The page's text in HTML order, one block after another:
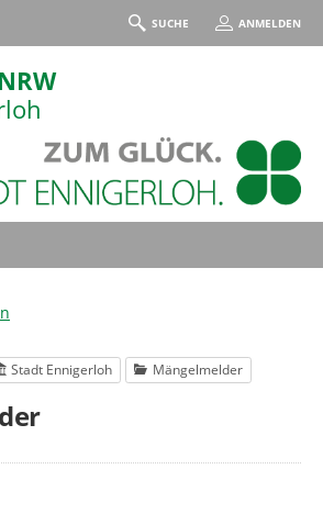
SUCHE ANMELDEN
Stadt Ennigerloh Mängelmelder